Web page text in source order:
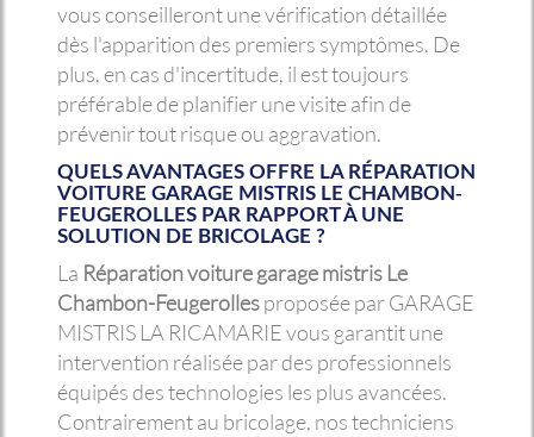
vous conseilleront une vérification détaillée
dès l'apparition des premiers symptômes. De
plus, en cas d'incertitude, il est toujours
préférable de planifier une visite afin de
prévenir tout risque ou aggravation.
QUELS AVANTAGES OFFRE LARÉPARATION
VOITURE GARAGE MISTRIS LE CHAMBON-
FEUGEROLLES PAR RAPPORT À UNE
SOLUTION DE BRICOLAGE ?
La Réparation voiture garage mistris Le
Chambon-Feugerollesproposée par GARAGE
MISTRIS LA RICAMARIE vous garantit une
intervention réalisée par des professionnels
équipés des technologies les plus avancées.
Contrairement au bricolage, nos techniciens